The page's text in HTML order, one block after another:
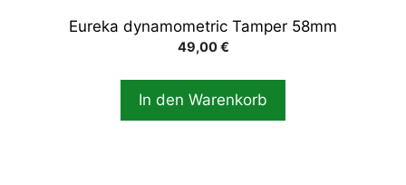
Eureka dynamometric Tamper 58mm
49,00€
In den Warenkorb